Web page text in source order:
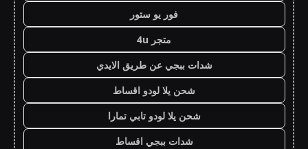
فور يو ستور
متجر 4u
شدات ببجي عن طريق الايدي
شحن يلا لودو اقساط
شحن يلا لودو تابي تمارا
شدات ببجي اقساط